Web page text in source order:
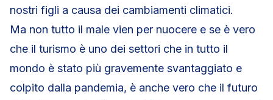
nostri figli a causa dei cambiamenti climatici.
Ma non tutto il male vien per nuocere e se è vero
che il turismo è uno dei settori che in tutto il
mondo è stato più gravemente svantaggiato e
colpito dalla pandemia, è anche vero che il futuro